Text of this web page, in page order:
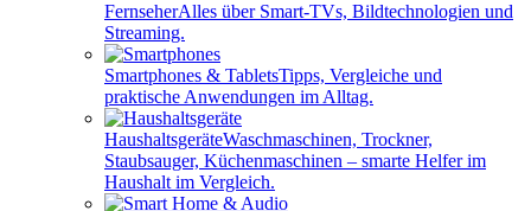
FernseherAlles über Smart-TVs, Bildtechnologien und
Streaming.
Smartphones & TabletsTipps, Vergleiche und
praktische Anwendungen im Alltag.
HaushaltsgeräteWaschmaschinen, Trockner,
Staubsauger, Küchenmaschinen – smarte Helfer im
Haushalt im Vergleich.